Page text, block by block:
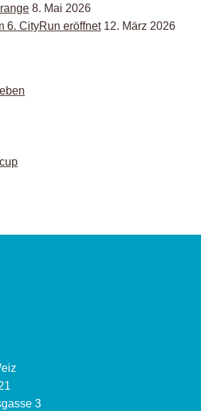
8. Mai 2026
6. CityRun eröffnet 12. März 2026
3